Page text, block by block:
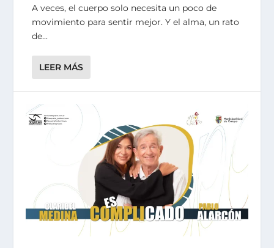
A veces, el cuerpo solo necesita un poco de
movimiento para sentir mejor. Y el alma, un rato
de...
LEER MÁS